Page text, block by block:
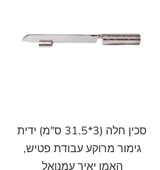
הוסף לעגלה
סכין חלה (3*31.5 ס"מ) ידית
גימור מרוקע עבודת פטיש,
האמן יאיר עמנואל